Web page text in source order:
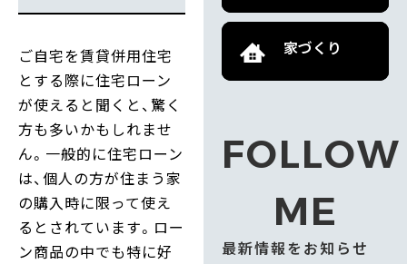
ご自宅を賃貸併用住宅
とする際に住宅ローン
が使えると聞くと、驚く
方も多いかもしれませ
ん。一般的に住宅ローン
は、個人の方が住まう家
の購入時に限って使え
るとされています。ロー
ン商品の中でも特に好
家づくり
FOLLOW
ME
最新情報をお知らせ